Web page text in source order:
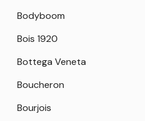
Bodyboom
Bois 1920
Bottega Veneta
Boucheron
Bourjois